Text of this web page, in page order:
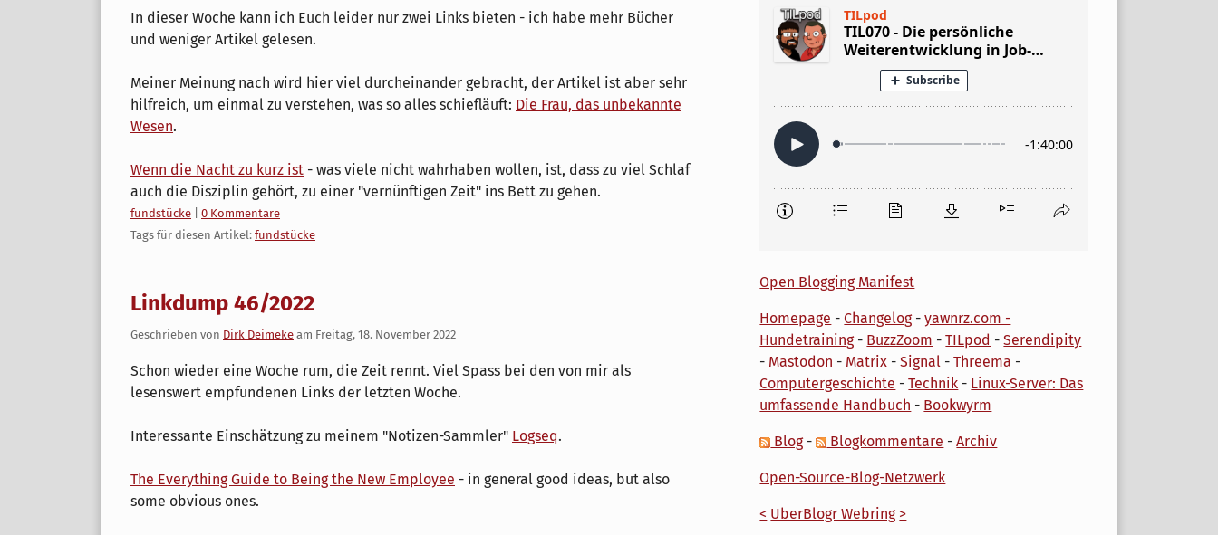
In dieser Woche kann ich Euch leider nur zwei Links bieten - ich habe mehr Bücher
und weniger Artikel gelesen.
Meiner Meinung nach wird hier viel durcheinander gebracht, der Artikel ist aber sehr
hilfreich, um einmal zu verstehen, was so alles schiefläuft: Die Frau, das unbekannte
Wesen.
Wenn die Nacht zu kurz ist - was viele nicht wahrhaben wollen, ist, dass zu viel Schlaf
auch die Disziplin gehört, zu einer "vernünftigen Zeit" ins Bett zu gehen.
Kategorien:
fundstücke
0 Kommentare
Tags für diesen Artikel: fundstücke
Linkdump 46/2022
Geschrieben von Dirk Deimeke am Freitag, 18. November 2022
Schon wieder eine Woche rum, die Zeit rennt. Viel Spass bei den von mir als
lesenswert empfundenen Links der letzten Woche.
Interessante Einschätzung zu meinem "Notizen-Sammler" Logseq.
The Everything Guide to Being the New Employee - in general good ideas, but also
some obvious ones.
Open Blogging Manifest
Homepage -Changelog-yawnrz.com -
Hundetraining- BuzzZoom -TILpod -Serendipity
- Mastodon - Matrix -Signal -Threema -
Computergeschichte -Technik - Linux-Server: Das
umfassende Handbuch - Bookwyrm
Blog- Blogkommentare -Archiv
Open-Source-Blog-Netzwerk
< UberBlogr Webring >